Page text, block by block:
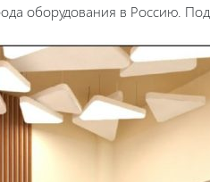
оборудования в Россию.